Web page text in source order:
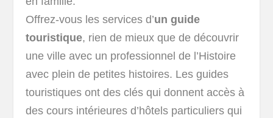
Offrez-vous les services d’un guide
touristique, rien de mieux que de découvrir
une ville avec un professionnel de l’Histoire
avec plein de petites histoires. Les guides
touristiques ont des clés qui donnent accès à
des cours intérieures d’hôtels particuliers qui